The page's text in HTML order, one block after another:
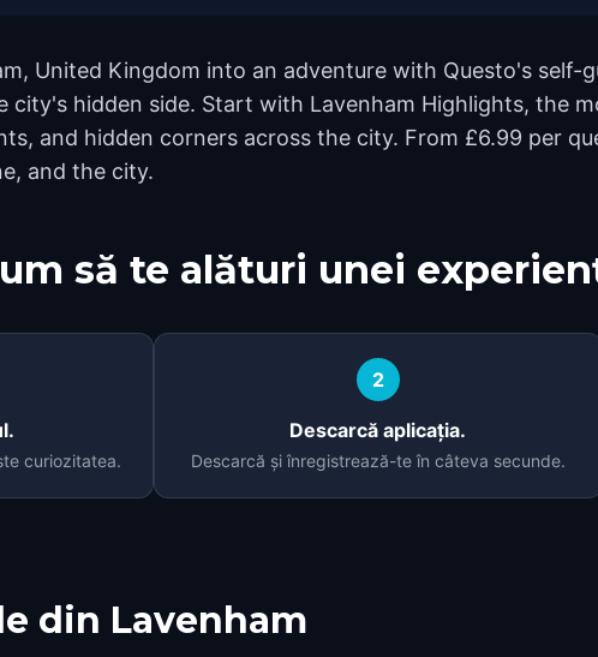
United Kingdom into an adventure with Questo's self-
city's hidden side. Start with Lavenham Highlights, the
and hidden corners across the city. From £6.99 per
and the city.
să te alături unei
curiozitatea.
2
Descarcă aplicația.
Descarcă și înregistrează-te în câteva secunde.
din Lavenham